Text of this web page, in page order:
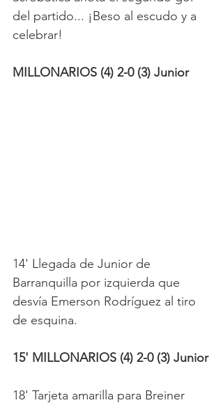
del partido... ¡Beso al escudo y a
celebrar!
MILLONARIOS (4) 2-0 (3) Junior
14' Llegada de Junior de
Barranquilla por izquierda que
desvía Emerson Rodríguez al tiro
de esquina.
15' MILLONARIOS (4) 2-0 (3) Junior
18' Tarjeta amarilla para Breiner